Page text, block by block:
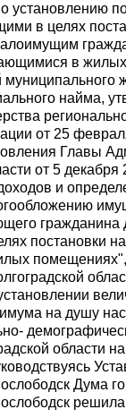
установлению
в целях
в
найма,
от 25
Главы
от 5
и
гражданина
постановки на
на душу
области
Дума